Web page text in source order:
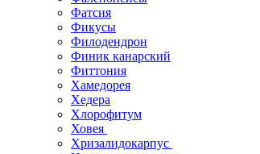
Фатсия
Фикусы
Филодендрон
Финик канарский
Фиттония
Хамедорея
Хедера
Хлорофитум
Ховея
Хризалидокарпус